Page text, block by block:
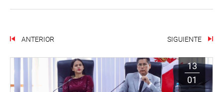
ANTERIOR SIGUIENTE
13
01